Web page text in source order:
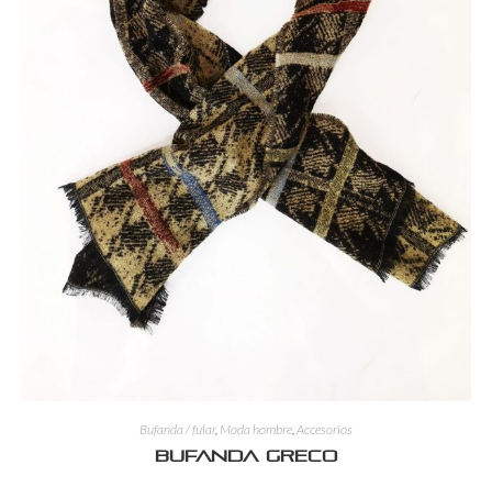
Bufanda / fular, Moda hombre,Accesorios
Bufanda Greco